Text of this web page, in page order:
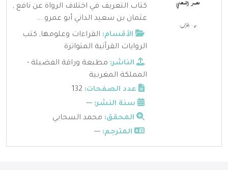
كتاب التعريف في اختلاف الرواة عن نافع ,
عثمان بن سعيد الداني أبو عمرو ...
الأقسام: القراءات وعلومها, كتب
الروايات القرآنية المتواترة
الناشر: مطبعة وراقة الفضيلة -
المملكة المغربية
عدد الصفحات:
سنة النشر: ---
المحقق: محمد السحابي
المترجم: ---